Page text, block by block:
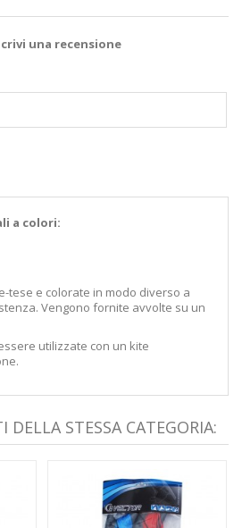
una recensione
a colori:
tese e colorate in modo diverso a
Vengono fornite avvolte su un
utilizzate con un kite
STESSA CATEGORIA: